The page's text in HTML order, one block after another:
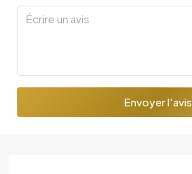
Envoyer l'avis